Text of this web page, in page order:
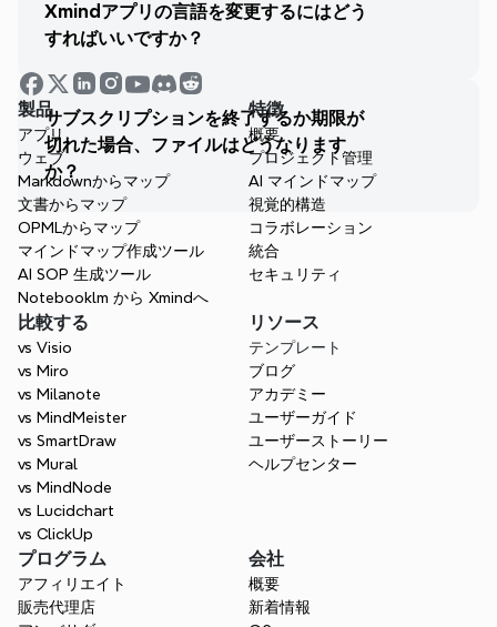
Xmindアプリの言語を変更するにはどう
すればいいですか？
サブスクリプションを終了するか期限が
切れた場合、ファイルはどうなります
か？
製品
アプリ
ウェブ
Markdownからマップ
文書からマップ
OPMLからマップ
マインドマップ作成ツール
AI SOP 生成ツール
Notebooklm から Xmindへ
特徴
概要
プロジェクト管理
AI マインドマップ
視覚的構造
コラボレーション
統合
セキュリティ
比較する
vs Visio
vs Miro
vs Milanote
vs MindMeister
vs SmartDraw
vs Mural
vs MindNode
vs Lucidchart
vs ClickUp
リソース
テンプレート
ブログ
アカデミー
ユーザーガイド
ユーザーストーリー
ヘルプセンター
プログラム
アフィリエイト
販売代理店
会社
概要
新着情報